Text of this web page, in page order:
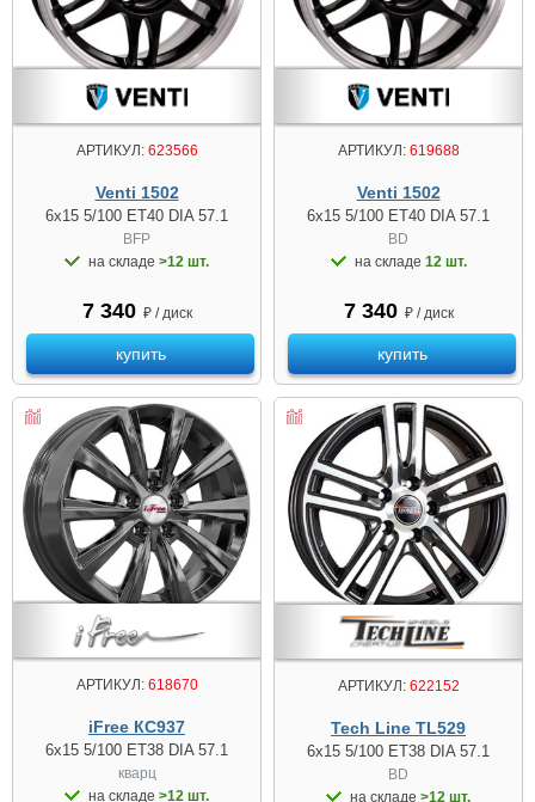
АРТИКУЛ:623566
Venti 1502
6x15 5/100 ET40 DIA 57.1
BFP
на складе >12 шт.
7 340 ₽ / диск
купить
АРТИКУЛ:619688
Venti 1502
6x15 5/100 ET40 DIA 57.1
BD
на складе 12 шт.
7 340 ₽ / диск
купить
АРТИКУЛ:618670
iFree КС937
6x15 5/100 ET38 DIA 57.1
кварц
на складе >12 шт.
АРТИКУЛ:622152
Tech Line TL529
6x15 5/100 ET38 DIA 57.1
BD
на складе >12 шт.